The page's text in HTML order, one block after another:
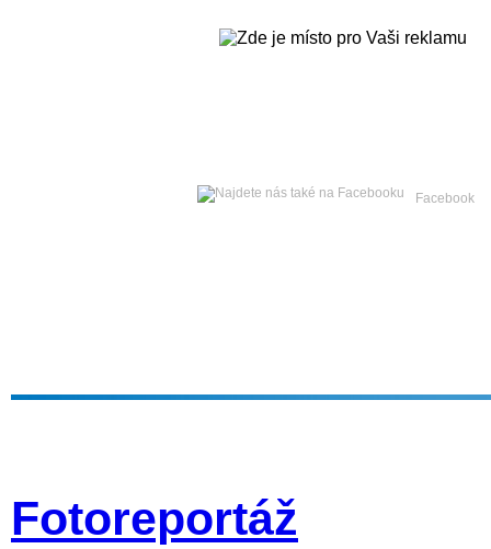
Facebook
Fotoreportáž